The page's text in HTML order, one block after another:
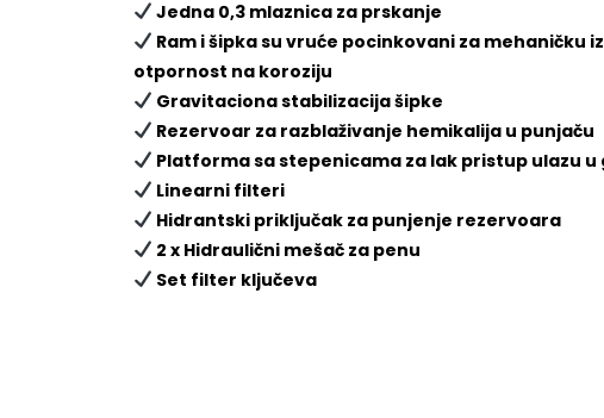
Jedna 0,3 mlaznica za prskanje
Ram i šipka su vruće pocinkovani za mehaničku
otpornost na koroziju
Gravitaciona stabilizacija šipke
Rezervoar za razblaživanje hemikalija u punjaču
Platforma sa stepenicama za lak pristup ulazu
Linearni filteri
Hidrantski priključak za punjenje rezervoara
2 x Hidraulični mešač za penu
Set filter ključeva